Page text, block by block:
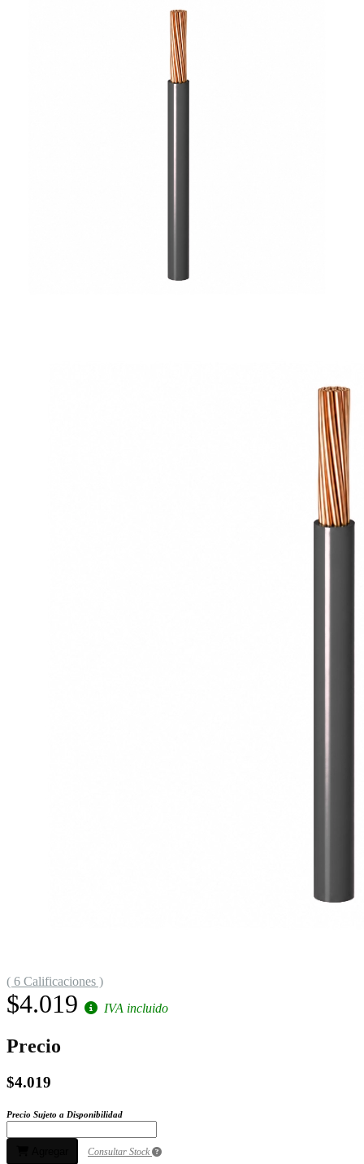
( 6 Calificaciones )
$4.019 IVA incluido
Precio
$4.019
Precio Sujeto a Disponibilidad
Consultar Stock